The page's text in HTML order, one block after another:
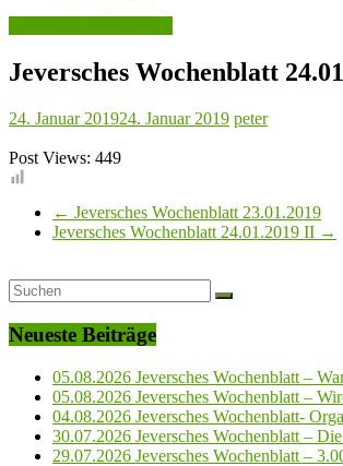
Jeversches Wochenblatt
24. Januar 201924. Januar 2019 peter
Post Views: 449
← Jeversches Wochenblatt 23.01.2019
Jeversches Wochenblatt 24.01.2019 II →
Neueste Beiträge
05.08.2026 Jeversches Wochenblatt –
05.08.2026 Jeversches Wochenblatt –
04.08.2026 Jeversches Wochenblatt-
30.07.2026 Jeversches Wochenblatt –
29.07.2026 Jeversches Wochenblatt –